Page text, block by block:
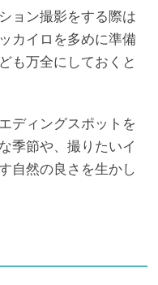
ョン撮影をする際は
カイロを多めに準備
も万全にしておくと
ディングスポットを
季節や、撮りたいイ
自然の良さを生かし